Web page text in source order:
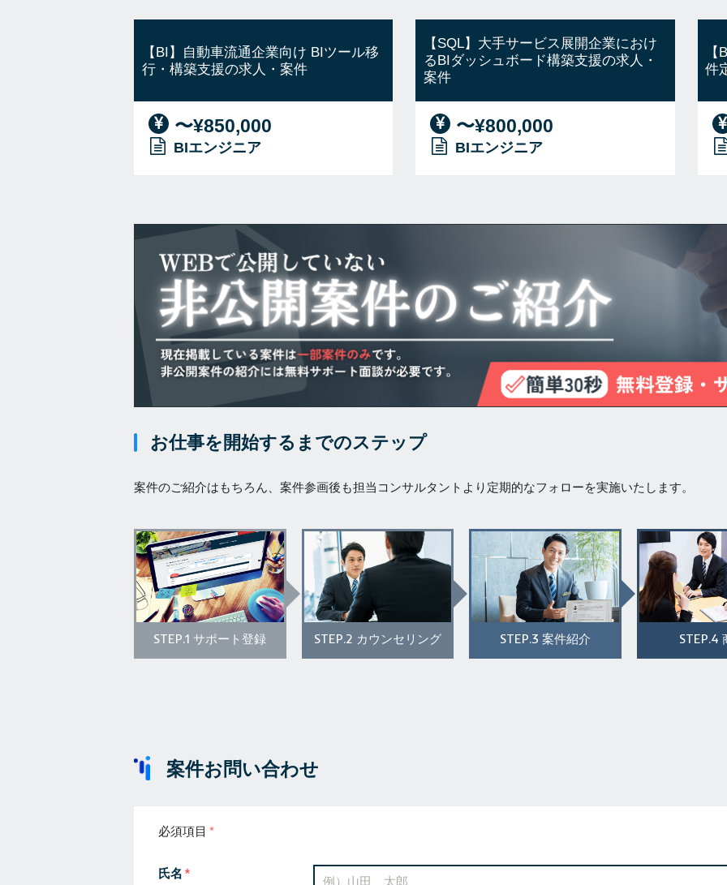
【BI】自動車流通企業向け BIツール移
行・構築支援の求人・案件
〜¥850,000
BIエンジニア
【SQL】大手サービス展開企業におけ
るBIダッシュボード構築支援の求人・
案件
〜¥800,000
BIエンジニア
件
お仕事を開始するまでのステップ
案件のご紹介はもちろん、案件参画後も担当コンサルタントより定期的なフォローを実施いたします。
STEP.1 サポート登録 STEP.2 カウンセリング STEP.3 案件紹介 STEP.4
案件お問い合わせ
必須項目
氏名